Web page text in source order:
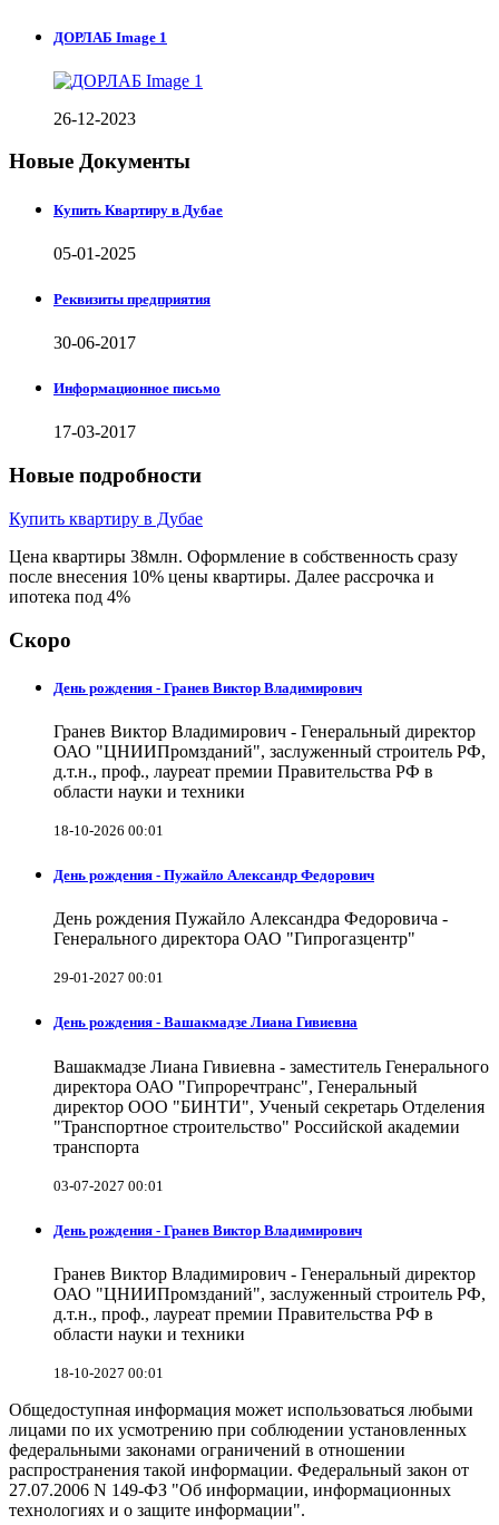
ДОРЛАБ Image 1
26-12-2023
Новые Документы
Купить Квартиру в Дубае
05-01-2025
Реквизиты предприятия
30-06-2017
Информационное письмо
17-03-2017
Новые подробности
Купить квартиру в Дубае
Цена квартиры 38млн. Оформление в собственность сразу
после внесения 10% цены квартиры. Далее рассрочка и
ипотека под 4%
Скоро
День рождения - Гранев Виктор Владимирович
Гранев Виктор Владимирович - Генеральный директор
ОАО "ЦНИИПромзданий", заслуженный строитель РФ,
д.т.н., проф., лауреат премии Правительства РФ в
области науки и техники
18-10-2026 00:01
День рождения - Пужайло Александр Федорович
День рождения Пужайло Александра Федоровича -
Генерального директора ОАО "Гипрогазцентр"
29-01-2027 00:01
День рождения - Вашакмадзе Лиана Гивиевна
Вашакмадзе Лиана Гивиевна - заместитель Генерального
директора ОАО "Гипроречтранс", Генеральный
директор ООО "БИНТИ", Ученый секретарь Отделения
"Транспортное строительство" Российской академии
транспорта
03-07-2027 00:01
День рождения - Гранев Виктор Владимирович
Гранев Виктор Владимирович - Генеральный директор
ОАО "ЦНИИПромзданий", заслуженный строитель РФ,
д.т.н., проф., лауреат премии Правительства РФ в
области науки и техники
18-10-2027 00:01
Общедоступная информация может использоваться любыми
лицами по их усмотрению при соблюдении установленных
федеральными законами ограничений в отношении
распространения такой информации. Федеральный закон от
27.07.2006 N 149-ФЗ "Об информации, информационных
технологиях и о защите информации".